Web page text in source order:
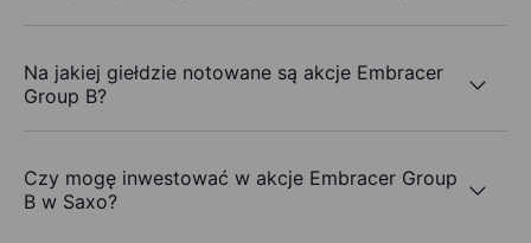
Na jakiej giełdzie notowane są akcje Embracer
Group B?
Czy mogę inwestować w akcje Embracer Group
B w Saxo?